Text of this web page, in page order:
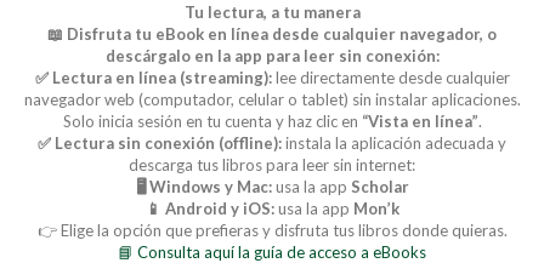
Tu lectura, a tu manera
📖 Disfruta tu eBook en línea desde cualquier navegador, o
descárgalo en la app para leer sin conexión:
✅ Lectura en línea (streaming):lee directamente desde cualquier
navegador web (computador, celular o tablet) sin instalar aplicaciones.
Solo inicia sesión en tu cuenta y haz clic en “Vista en línea”.
✅ Lectura sin conexión (offline):instala la aplicación adecuada y
descarga tus libros para leer sin internet:
🖥️ Windows y Mac:usa la app Scholar
📱 Android y iOS:usa la app Mon’k
👉 Elige la opción que prefieras y disfruta tus libros donde quieras.
📘 Consulta aquí la guía de acceso a eBooks